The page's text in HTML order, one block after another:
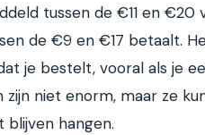
tussen de €11 en €20
de €9 en €17 betaalt.
je bestelt, vooral als je
zijn niet enorm, maar ze
blijven hangen.